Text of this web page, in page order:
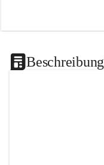
Beschreibung